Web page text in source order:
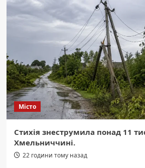
Місто
Стихія знеструмила понад 11
Хмельниччині.
22 години тому назад